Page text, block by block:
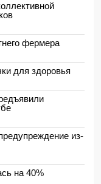
фермера
для здоровья
из-
на 40%